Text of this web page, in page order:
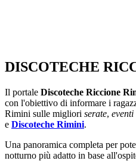
DISCOTECHE
Il portale Discoteche Riccione
con l'obiettivo di informare i
Rimini sulle migliori serate, eventi
e Discoteche Rimini.
Una panoramica completa per
notturno più adatto in base